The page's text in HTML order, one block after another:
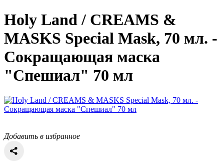
Holy Land / CREAMS &
MASKS Special Mask, 70 мл. -
Сокращающая маска
"Спешиал" 70 мл
Добавить в избранное